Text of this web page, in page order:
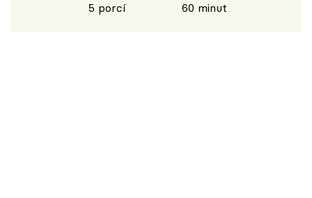
5 porcí 60 minut